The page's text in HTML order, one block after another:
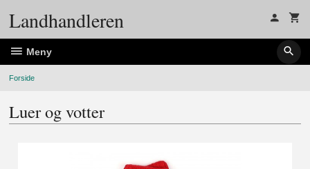
Landhandleren
Meny
Forside
Luer og votter